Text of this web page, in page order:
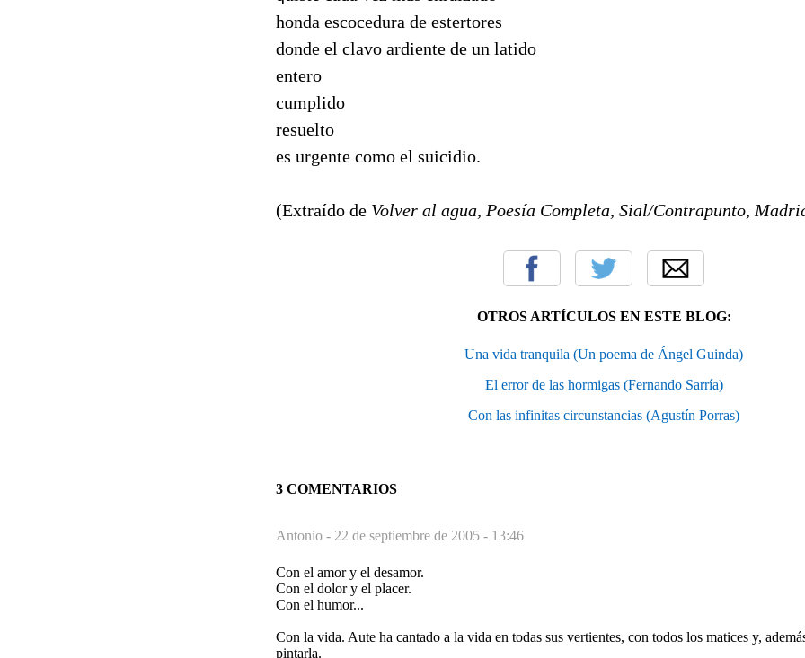
honda escocedura de estertores
donde el clavo ardiente de un latido
entero
cumplido
resuelto
es urgente como el suicidio.
(Extraído de Volver al agua, Poesía Completa, Sial/Contrapunto,
OTROS ARTÍCULOS EN ESTE BLOG:
Una vida tranquila (Un poema de Ángel Guinda)
El error de las hormigas (Fernando Sarría)
Con las infinitas circunstancias (Agustín Porras)
3 COMENTARIOS
Antonio - 22 de septiembre de 2005 - 13:46
Con el amor y el desamor.
Con el dolor y el placer.
Con el humor...
Con la vida. Aute ha cantado a la vida en todas sus vertientes, con todos los matices y,
pintarla.